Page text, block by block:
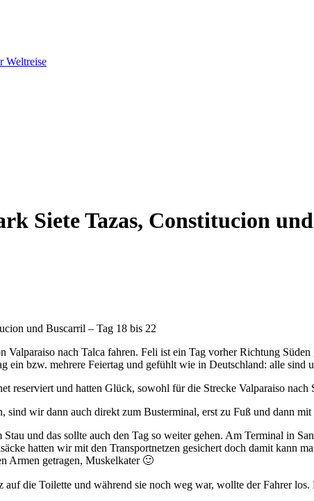
Weltreise
Siete Tazas, Constitucion
und Buscarril – Tag 18 bis 22
nach Talca fahren. Feli ist ein Tag vorher Richtung
ein bzw. mehrere Feiertag und gefühlt wie in Deutschland: alle sind
reserviert und hatten Glück, sowohl für die Strecke Valparaiso nach
sind wir dann auch direkt zum Busterminal, erst zu Fuß und dann
und das sollte auch den Tag so weiter gehen. Am Terminal in
hatten wir mit den Transportnetzen gesichert doch damit kann
Armen getragen, Muskelkater 🙂
die Toilette und während sie noch weg war, wollte der Fahrer